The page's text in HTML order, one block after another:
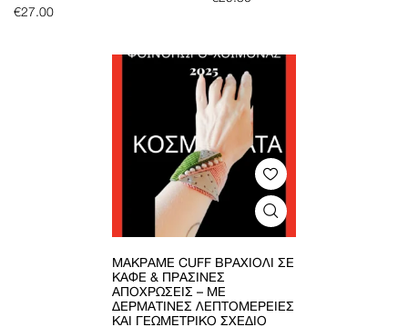
€27.00
ΜΑΚΡΑΜΈ CUFF ΒΡΑΧΙΌΛΙ ΣΕ
ΚΑΦΈ & ΠΡΆΣΙΝΕΣ
ΑΠΟΧΡΏΣΕΙΣ – ΜΕ
ΔΕΡΜΆΤΙΝΕΣ ΛΕΠΤΟΜΈΡΕΙΕΣ
ΚΑΙ ΓΕΩΜΕΤΡΙΚΌ ΣΧΈΔΙΟ